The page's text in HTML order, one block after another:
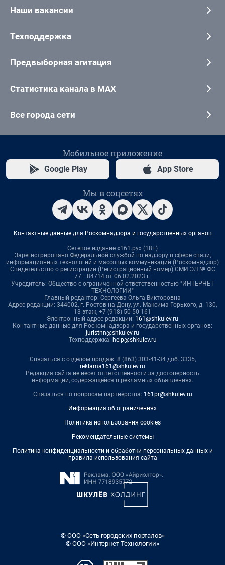
Наши вакансии
Техподдержка
Предвыборная агитация
Статистика канала в MAX
Все города сети
Мобильное приложение
Google Play App Store
Мы в соцсетях
Контактные данные для Роскомнадзора и государственных органов
Сетевое издание «161.ру» (18+)
Зарегистрировано Федеральной службой по надзору в сфере связи,
информационных технологий и массовых коммуникаций (Роскомнадзор)
Свидетельство о регистрации (Регистрационный номер) СМИ ЭЛ № ФС
77– 84714 от 06.02.2023 г.
Учредитель: Общество с ограниченной ответственностью "ИНТЕРНЕТ
ТЕХНОЛОГИИ"
Главный редактор: Сергеева Ольга Викторовна
Адрес редакции: 344002, г. Ростов-на-Дону, ул. Максима Горького, д. 130,
13 этаж, +7 (918) 50-50-161
Электронный адрес редакции: 161@shkulev.ru
Контактные данные для Роскомнадзора и государственных органов:
juristnn@shkulev.ru
Техподдержка: help@shkulev.ru
Связаться с отделом продаж: 8 (863) 303-41-34 доб. 3335,
reklama161@shkulev.ru
Редакция сайта не несет ответственности за достоверность
информации, содержащейся в рекламных объявлениях.
Связаться по вопросам партнёрства: 161pr@shkulev.ru
Информация об ограничениях
Политика использования cookies
Рекомендательные системы
Политика конфиденциальности и обработки персональных данных и
правила использования сайта
© ООО «Сеть городских порталов»
© ООО «Интернет Технологии»